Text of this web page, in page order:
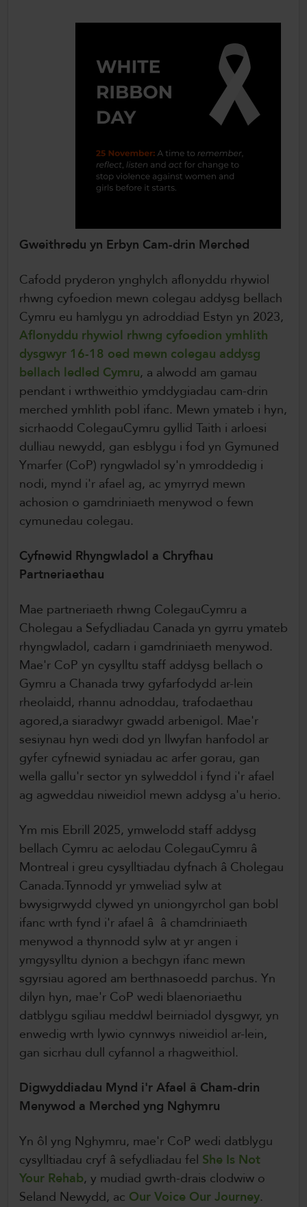
Gweithredu yn Erbyn Cam-drin Merched
Cafodd pryderon ynghylch aflonyddu rhywiol
rhwng cyfoedion mewn colegau addysg bellach
Cymru eu hamlygu yn adroddiad Estyn yn 2023,
Aflonyddu rhywiol rhwng cyfoedion ymhlith
dysgwyr 16-18 oed mewn colegau addysg
bellach ledled Cymru, a alwodd am gamau
pendant i wrthweithio ymddygiadau cam-drin
merched ymhlith pobl ifanc. Mewn ymateb i hyn,
sicrhaodd ColegauCymru gyllid Taith i arloesi
dulliau newydd, gan esblygu i fod yn Gymuned
Ymarfer (CoP) ryngwladol sy'n ymroddedig i
nodi, mynd i'r afael ag, ac ymyrryd mewn
achosion o gamdriniaeth menywod o fewn
cymunedau colegau.
Cyfnewid Rhyngwladol a Chryfhau
Partneriaethau
Mae partneriaeth rhwng ColegauCymru a
Cholegau a Sefydliadau Canada yn gyrru ymateb
rhyngwladol, cadarn i gamdriniaeth menywod.
Mae'r CoP yn cysylltu staff addysg bellach o
Gymru a Chanada trwy gyfarfodydd ar-lein
rheolaidd, rhannu adnoddau, trafodaethau
agored,a siaradwyr gwadd arbenigol. Mae'r
sesiynau hyn wedi dod yn llwyfan hanfodol ar
gyfer cyfnewid syniadau ac arfer gorau, gan
wella gallu'r sector yn sylweddol i fynd i'r afael
ag agweddau niweidiol mewn addysg a'u herio.
Ym mis Ebrill 2025, ymwelodd staff addysg
bellach Cymru ac aelodau ColegauCymru â
Montreal i greu cysylltiadau dyfnach â Cholegau
Canada.Tynnodd yr ymweliad sylw at
bwysigrwydd clywed yn uniongyrchol gan bobl
ifanc wrth fynd i'r afael â â chamdriniaeth
menywod a thynnodd sylw at yr angen i
ymgysylltu dynion a bechgyn ifanc mewn
sgyrsiau agored am berthnasoedd parchus. Yn
dilyn hyn, mae'r CoP wedi blaenoriaethu
datblygu sgiliau meddwl beirniadol dysgwyr, yn
enwedig wrth lywio cynnwys niweidiol ar-lein,
gan sicrhau dull cyfannol a rhagweithiol.
Digwyddiadau Mynd i'r Afael â Cham-drin
Menywod a Merched yng Nghymru
Yn ôl yng Nghymru, mae'r CoP wedi datblygu
cysylltiadau cryf â sefydliadau fel She Is Not
Your Rehab, y mudiad gwrth-drais clodwiw o
Seland Newydd, ac Our Voice Our Journey.